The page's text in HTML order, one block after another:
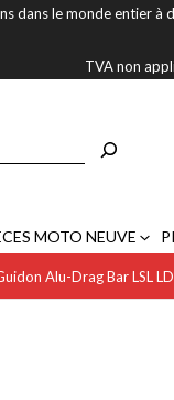
dans le monde entier à
TVA non
MOTO NEUVE
Alu-Drag Bar LSL